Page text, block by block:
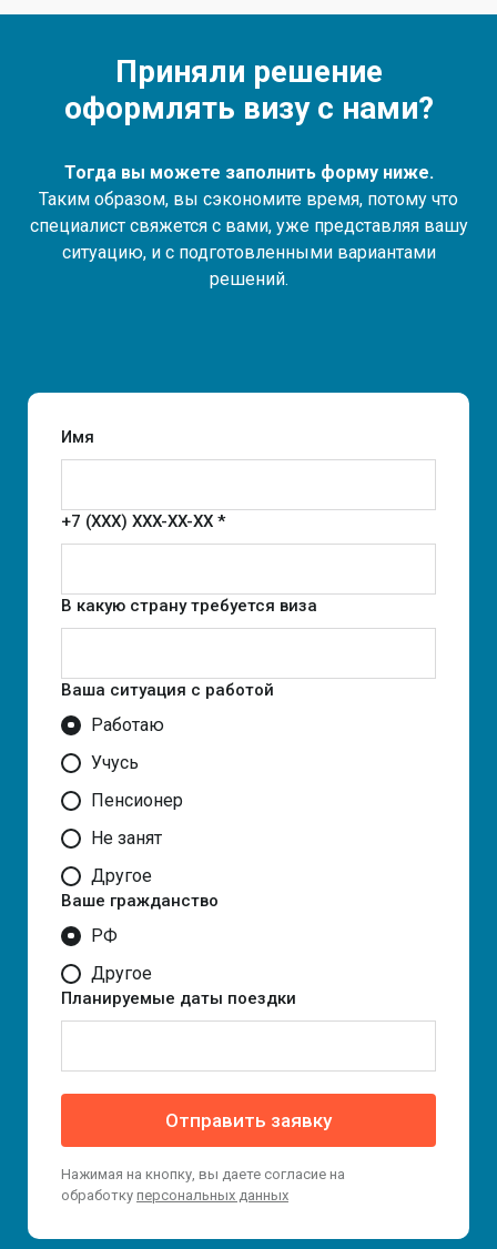
Приняли решение
оформлять визу с нами?
Тогда вы можете заполнить форму ниже.
Таким образом, вы сэкономите время, потому что
специалист свяжется с вами, уже представляя вашу
ситуацию, и с подготовленными вариантами
решений.
Имя
+7 (XXX) XXX-XX-XX *
В какую страну требуется виза
Ваша ситуация с работой
Работаю
Учусь
Пенсионер
Не занят
Другое
Ваше гражданство
РФ
Другое
Планируемые даты поездки
Отправить заявку
Нажимая на кнопку, вы даете согласие на
обработку персональных данных